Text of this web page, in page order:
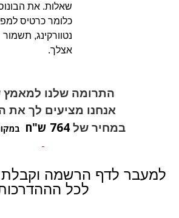
שאלות. את
כלומר כרטיס למפגש
נטוורקינג, תשמור
אצלך.
התרומה שלנו למאמץ
אנחנו מציעים לך את
במחיר של 764ש"חבמקום
לכל הההדרכות